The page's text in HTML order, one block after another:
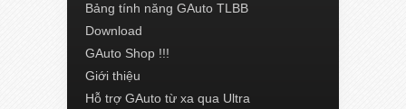
Bảng tính năng GAuto TLBB
Download
GAuto Shop !!!
Giới thiệu
Hỗ trợ GAuto từ xa qua Ultra